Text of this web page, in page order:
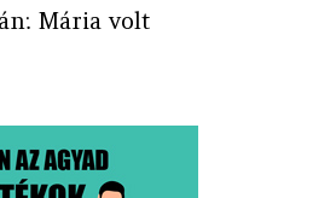
Mária volt